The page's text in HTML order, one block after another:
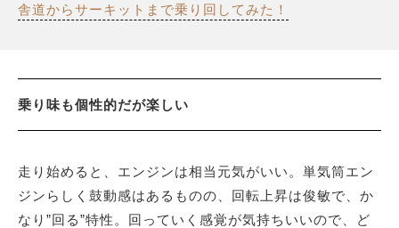
舎道からサーキットまで乗り回してみた！
乗り味も個性的だが楽しい
走り始めると、エンジンは相当元気がいい。単気筒エン
ジンらしく鼓動感はあるものの、回転上昇は俊敏で、か
なり”回る”特性。回っていく感覚が気持ちいいので、ど